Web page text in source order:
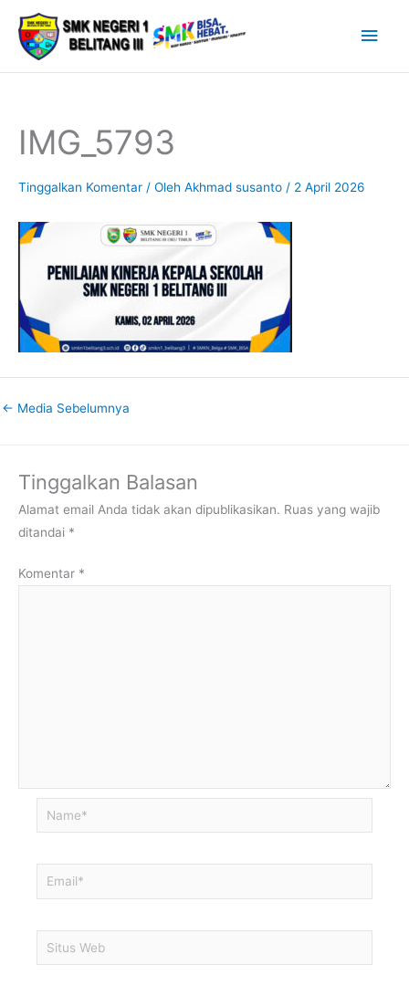
Lewati
konten
IMG_5793
Tinggalkan Komentar / Oleh Akhmad susanto / 2 April 2026
← Media Sebelumnya
Tinggalkan Balasan
Alamat email Anda tidak akan dipublikasikan. Ruas yang wajib
ditandai *
Komentar *
Name*
Email*
Situs
Web